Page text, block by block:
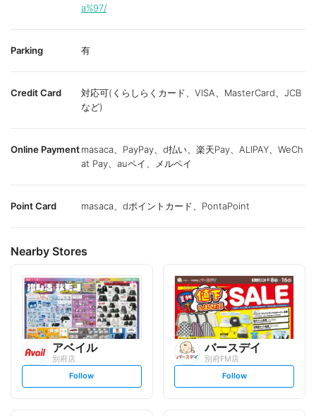
a%97/
Parking 有
Credit Card
対応可(くらしらくカード、VISA、MasterCard、JCB
など)
Online Paymentmasaca、PayPay、d払い、楽天Pay、ALIPAY、WeCh
at Pay、auペイ、メルペイ
Point Card masaca、dポイントカード、PontaPoint
Nearby Stores
アベイル
別府店
s
t
Follow
バースデイ
別府FM店
s
t
Follow